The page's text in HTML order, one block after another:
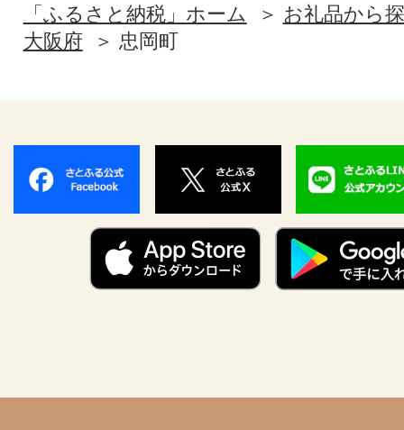
「ふるさと納税」ホーム
お礼品から
大阪府
忠岡町